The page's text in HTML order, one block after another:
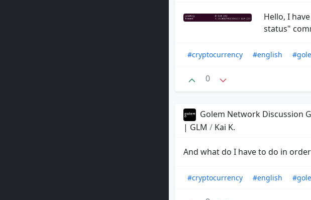
Hello, I
status"
#cryptocurrency #english
0
Golem Network Discussion
| GLM / Kai K.
And what do I have to do in
#cryptocurrency #english